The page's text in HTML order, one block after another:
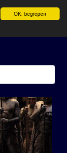
OK, begrepen